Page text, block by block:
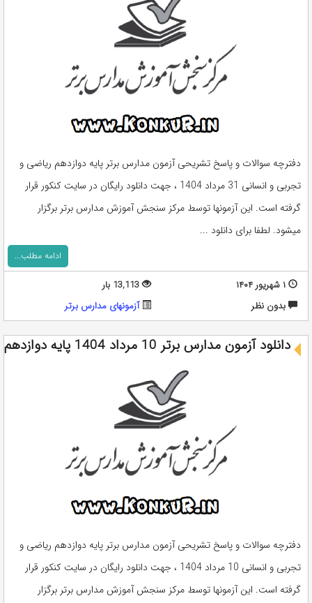
دفترچه سوالات و پاسخ تشریحی آزمون مدارس برتر پایه دوازدهم ریاضی و
تجربی و انسانی 31 مرداد 1404 ، جهت دانلود رایگان در سایت کنکور قرار
گرفته است. این آزمونها توسط مرکز سنجش آموزش مدارس برتر برگزار
میشود. لطفا برای دانلود ...
ادامه مطلب...
۱ شهریور ۱۴۰۴
13,113 بار
بدون نظر
آزمونهای مدارس برتر
دانلود آزمون مدارس برتر 10 مرداد 1404 پایه دوازدهم
دفترچه سوالات و پاسخ تشریحی آزمون مدارس برتر پایه دوازدهم ریاضی و
تجربی و انسانی 10 مرداد 1404 ، جهت دانلود رایگان در سایت کنکور قرار
گرفته است. این آزمونها توسط مرکز سنجش آموزش مدارس برتر برگزار